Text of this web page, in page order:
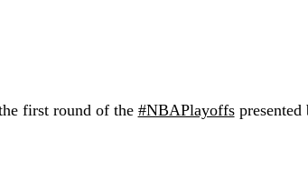
first round of the #NBAPlayoffspresented